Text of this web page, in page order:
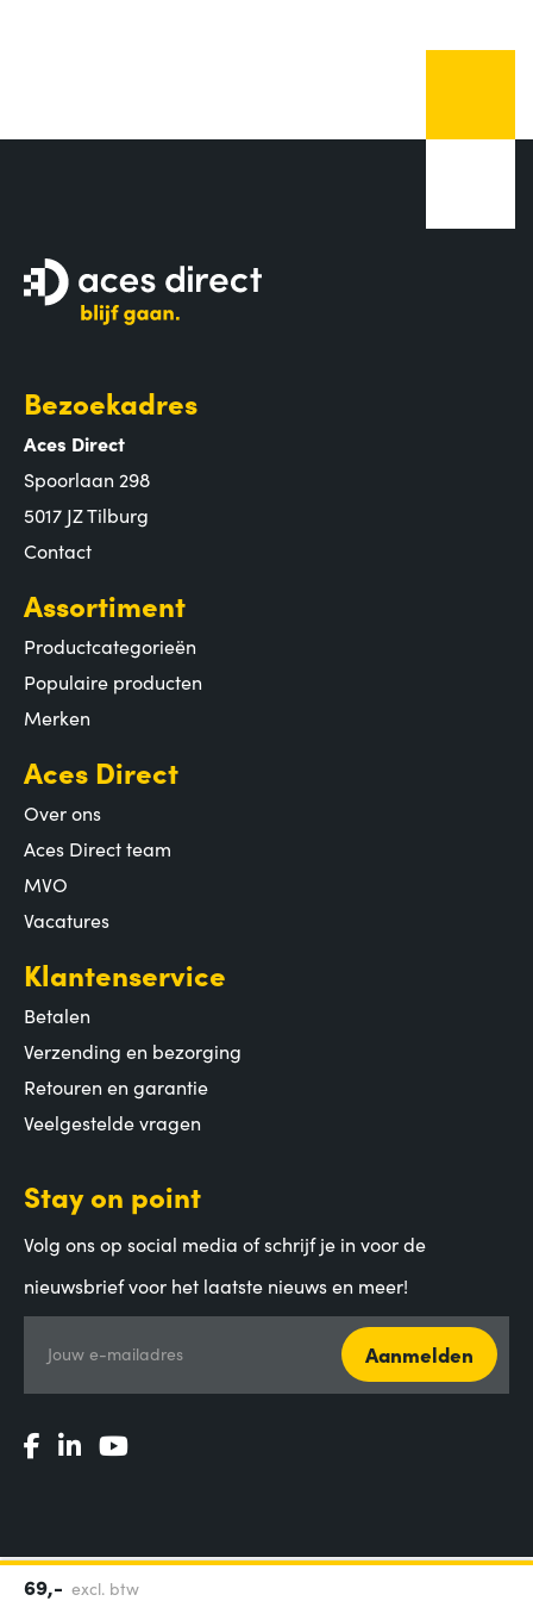
69,- excl. btw
Bezoekadres
Aces Direct
Spoorlaan 298
5017 JZ Tilburg
Contact
Assortiment
Productcategorieën
Populaire producten
Merken
Aces Direct
Over ons
Aces Direct team
MVO
Vacatures
Klantenservice
Betalen
Verzending en bezorging
Retouren en garantie
Veelgestelde vragen
Stay on point
Volg ons op social media of schrijf je in voor de
nieuwsbrief voor het laatste nieuws en meer!
Jouw e-mailadres Aanmelden
Algemene voorwaarden